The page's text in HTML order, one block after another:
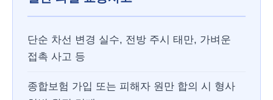
단순 차선 변경 실수, 전방 주시 태만, 가벼운
접촉 사고 등
종합보험 가입 또는 피해자 원만 합의 시 형사